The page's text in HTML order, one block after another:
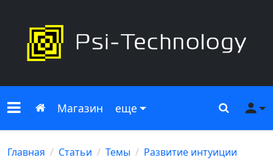
Меню сайта
Главная
Магазин еще Поиск
Главная Статьи Темы Развитие интуиции